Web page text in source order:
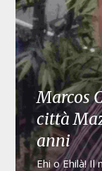
Marcos
città
anni
Ehi o Ehilà! Il